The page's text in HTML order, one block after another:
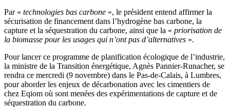
Par « technologies bas carbone », le président entend affirmer la
sécurisation de financement dans l’hydrogène bas carbone, la
capture et la séquestration du carbone, ainsi que la « priorisation de
la biomasse pour les usages qui n’ont pas d’alternatives ».
Pour lancer ce programme de planification écologique de l’industrie,
la ministre de la Transition énergétique, Agnès Pannier-Runacher, se
rendra ce mercredi (9 novembre) dans le Pas-de-Calais, à Lumbres,
pour aborder les enjeux de décarbonation avec les cimentiers de
chez Eqiom où sont menées des expérimentations de capture et de
séquestration du carbone.